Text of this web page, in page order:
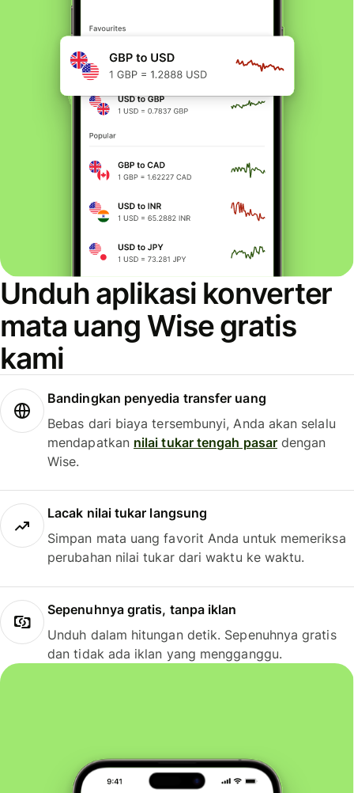
Unduh aplikasi konverter
mata uang Wise gratis
kami
Bandingkan penyedia transfer uang
Bebas dari biaya tersembunyi, Anda akan selalu
mendapatkan nilai tukar tengah pasardengan
Wise.
Lacak nilai tukar langsung
Simpan mata uang favorit Anda untuk memeriksa
perubahan nilai tukar dari waktu ke waktu.
Sepenuhnya gratis, tanpa iklan
Unduh dalam hitungan detik. Sepenuhnya gratis
dan tidak ada iklan yang mengganggu.